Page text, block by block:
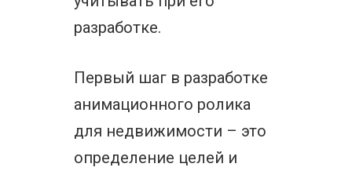
разработке.
Первый шаг в разработке
анимационного ролика
для недвижимости – это
определение целей и